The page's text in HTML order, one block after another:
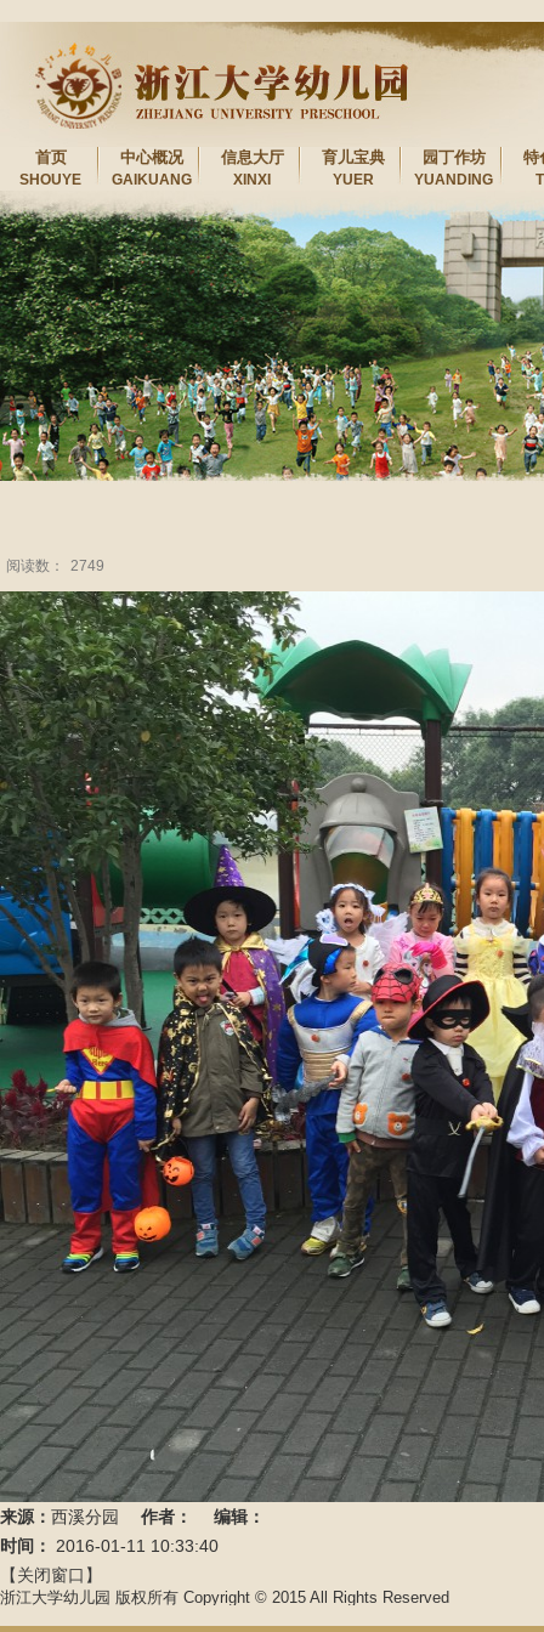
首页
SHOUYE
中心概况
GAIKUANG
信息大厅
XINXI
育儿宝典
YUER
园丁作坊
YUANDING
特
阅读数： 2749
来源： 西溪分园 作者：
编辑：
时间：
2016-01-11 10:33:40
【关闭窗口】
浙江大学幼儿园 版权所有 Copyright © 2015 All Rights Reserved